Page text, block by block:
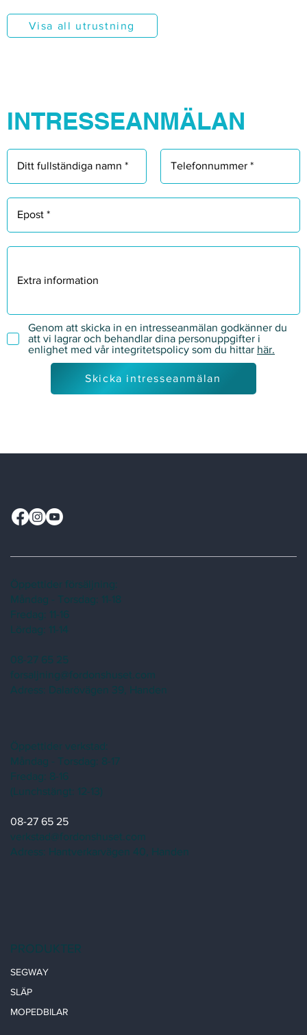
Visa all utrustning
Genom att skicka in en intresseanmälan godkänner du
att vi lagrar och behandlar dina personuppgifter i
enlighet med vår integritetspolicy som du hittar här.
Skicka intresseanmälan
INTRESSEANMÄLAN
PRODUKTER
SEGWAY
SLÄP
MOPEDBILAR
Öppettider försäljning:
Måndag - Torsdag: 11-18
Fredag: 11-16
Lördag: 11-14
08-27 65 25
forsaljning@fordonshuset.com
Adress: Dalarövägen 39, Handen
Öppettider verkstad:
Måndag - Torsdag: 8-17
Fredag: 8-16
(Lunchstängt: 12-13)
08-27 65 25
verkstad@fordonshuset.com
Adress: Hantverkarvägen 40, Handen